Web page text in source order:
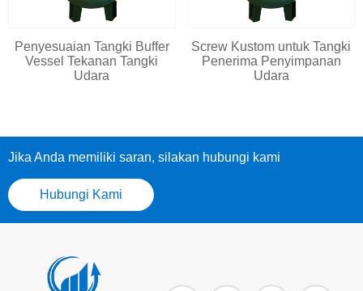
Penyesuaian Tangki Buffer
Vessel Tekanan Tangki
Udara
Screw Kustom untuk Tangki
Penerima Penyimpanan
Udara
Jika Anda memiliki saran, silakan hubungi kami
Hubungi Kami